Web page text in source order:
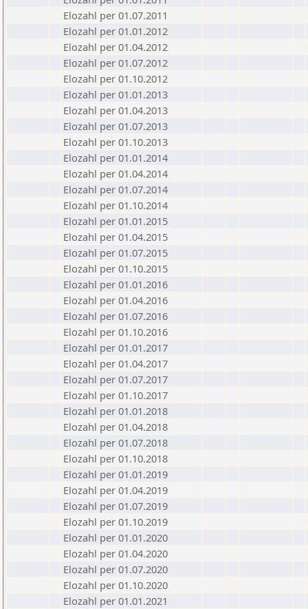
Elozahl per 01.07.2011
Elozahl per 01.01.2012
Elozahl per 01.04.2012
Elozahl per 01.07.2012
Elozahl per 01.10.2012
Elozahl per 01.01.2013
Elozahl per 01.04.2013
Elozahl per 01.07.2013
Elozahl per 01.10.2013
Elozahl per 01.01.2014
Elozahl per 01.04.2014
Elozahl per 01.07.2014
Elozahl per 01.10.2014
Elozahl per 01.01.2015
Elozahl per 01.04.2015
Elozahl per 01.07.2015
Elozahl per 01.10.2015
Elozahl per 01.01.2016
Elozahl per 01.04.2016
Elozahl per 01.07.2016
Elozahl per 01.10.2016
Elozahl per 01.01.2017
Elozahl per 01.04.2017
Elozahl per 01.07.2017
Elozahl per 01.10.2017
Elozahl per 01.01.2018
Elozahl per 01.04.2018
Elozahl per 01.07.2018
Elozahl per 01.10.2018
Elozahl per 01.01.2019
Elozahl per 01.04.2019
Elozahl per 01.07.2019
Elozahl per 01.10.2019
Elozahl per 01.01.2020
Elozahl per 01.04.2020
Elozahl per 01.07.2020
Elozahl per 01.10.2020
Elozahl per 01.01.2021